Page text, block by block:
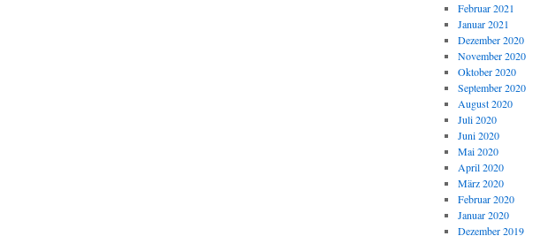
Februar 2021
Januar 2021
Dezember 2020
November 2020
Oktober 2020
September 2020
August 2020
Juli 2020
Juni 2020
Mai 2020
April 2020
März 2020
Februar 2020
Januar 2020
Dezember 2019